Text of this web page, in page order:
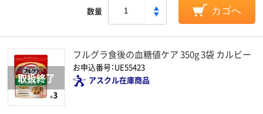
数量 カゴへ
フルグラ食後の血糖値ケア 350g 3袋 カルビー
お申込番号：UE55423
アスクル在庫商品